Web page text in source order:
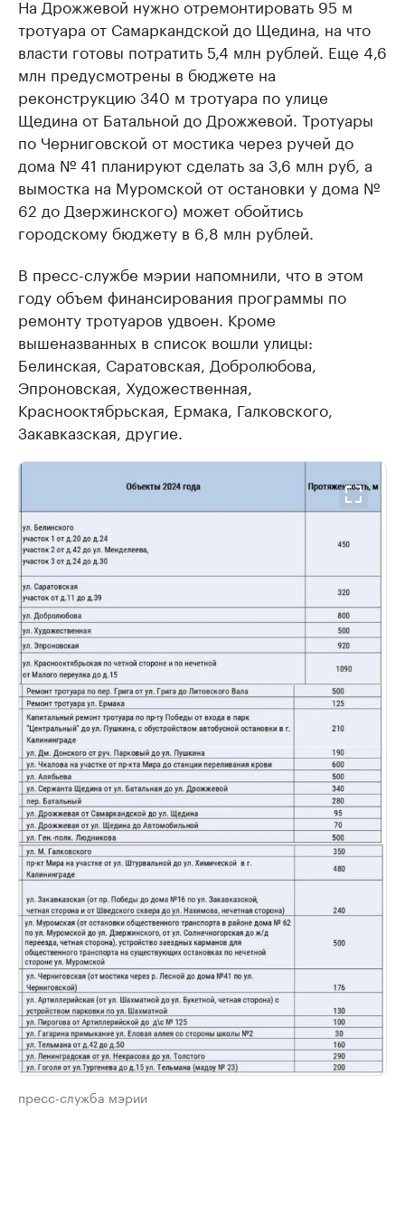
На Дрожжевой нужно отремонтировать 95 м
тротуара от Самаркандской до Щедина, на что
власти готовы потратить 5,4 млн рублей. Еще 4,6
млн предусмотрены в бюджете на
реконструкцию 340 м тротуара по улице
Щедина от Батальной до Дрожжевой. Тротуары
по Черниговской от мостика через ручей до
дома № 41 планируют сделать за 3,6 млн руб, а
вымостка на Муромской от остановки у дома №
62 до Дзержинского) может обойтись
городскому бюджету в 6,8 млн рублей.
В пресс-службе мэрии напомнили, что в этом
году объем финансирования программы по
ремонту тротуаров удвоен. Кроме
вышеназванных в список вошли улицы:
Белинская, Саратовская, Добролюбова,
Эпроновская, Художественная,
Краснооктябрьская, Ермака, Галковского,
Закавказская, другие.
пресс-служба мэрии